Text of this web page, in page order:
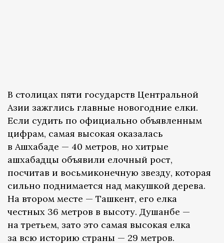
В столицах пяти государств Центральной
Азии зажглись главные новогодние елки.
Если судить по официально объявленным
цифрам, самая высокая оказалась
в Ашхабаде — 40 метров, но хитрые
ашхабадцы объявили елочный рост,
посчитав и восьмиконечную звезду, которая
сильно поднимается над макушкой дерева.
На втором месте — Ташкент, его елка
честных 36 метров в высоту. Душанбе —
на третьем, зато это самая высокая елка
за всю историю страны — 29 метров.